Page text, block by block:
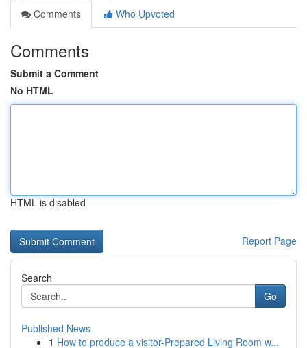
Comments
Who Upvoted
Comments
Submit a Comment
No HTML
HTML is disabled
Report Page
Search
Go
Published News
1 How to produce a visitor-Prepared Living Room w...